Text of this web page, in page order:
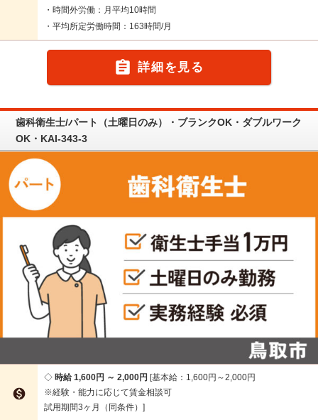
・時間外労働：月平均10時間
・平均所定労働時間：163時間/月
 詳細を見る
歯科衛生士/パート（土曜日のみ）・ブランクOK・ダブルワーク
OK・KAI-343-3

時給 1,600円 ～ 2,000円 基本給：1,600円～2,000円
※経験・能力に応じて賃金相談可
試用期間3ヶ月（同条件）